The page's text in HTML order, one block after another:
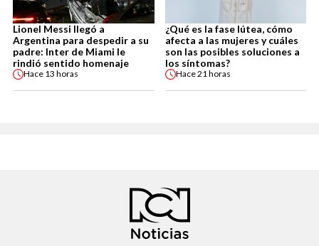
Lionel Messi llegó a
Argentina para despedir a su
padre: Inter de Miami le
rindió sentido homenaje
Hace 13 horas
¿Qué es la fase lútea, cómo
afecta a las mujeres y cuáles
son las posibles soluciones a
los síntomas?
Hace21 horas